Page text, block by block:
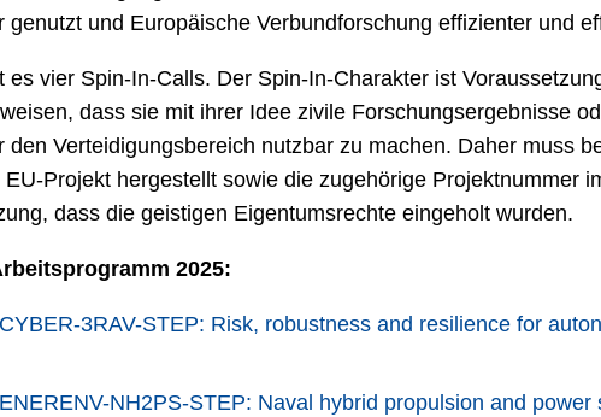
genutzt und Europäische Verbundforschung effizienter und
es vier Spin-In-Calls. Der Spin-In-Charakter ist
dass sie mit ihrer Idee zivile Forschungsergebnisse
Verteidigungsbereich nutzbar zu machen. Daher muss
Projekt hergestellt sowie die zugehörige Projektnummer
dass die geistigen Eigentumsrechte eingeholt wurden.
2025:
3RAV-STEP: Risk, robustness and resilience for
NH2PS-STEP: Naval hybrid propulsion and power